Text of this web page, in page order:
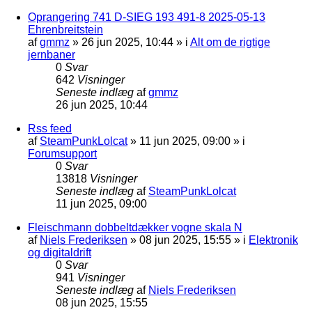
Oprangering 741 D-SIEG 193 491-8 2025-05-13
Ehrenbreitstein
afgmmz » 26 jun 2025, 10:44 » i Alt om de rigtige
jernbaner
0 Svar
642 Visninger
Seneste indlæg afgmmz
26 jun 2025, 10:44
Rss feed
af SteamPunkLolcat» 11 jun 2025, 09:00 » i
Forumsupport
0 Svar
13818 Visninger
Seneste indlæg af SteamPunkLolcat
11 jun 2025, 09:00
Fleischmann dobbeltdækker vogne skala N
af Niels Frederiksen » 08 jun 2025, 15:55 » i Elektronik
og digitaldrift
0 Svar
941 Visninger
Seneste indlæg af Niels Frederiksen
08 jun 2025, 15:55